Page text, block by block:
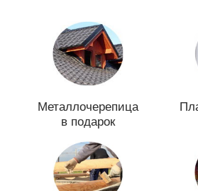
Металлочерепица
в подарок